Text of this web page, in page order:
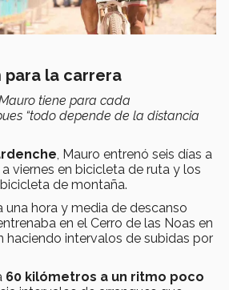
para la carrera
tiene para cada
“todo depende de la distancia
, Mauro entrenó seis días a
viernes en bicicleta de ruta y los
de montaña.
una hora y media de descanso
en el Cerro de las Noas en
haciendo intervalos de subidas por
60 kilómetros a un ritmo poco